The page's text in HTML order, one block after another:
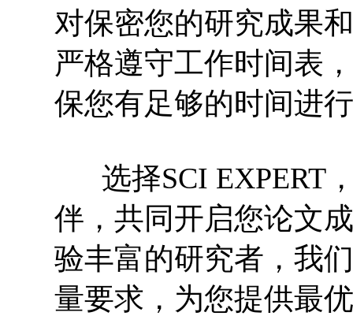
对保密您的研究成果
严格遵守工作时间表
保您有足够的时间进
选择SCI EXPERT
伴，共同开启您论文
验丰富的研究者，我
量要求，为您提供最